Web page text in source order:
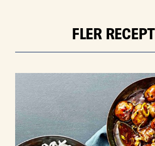
FLER RECEPT